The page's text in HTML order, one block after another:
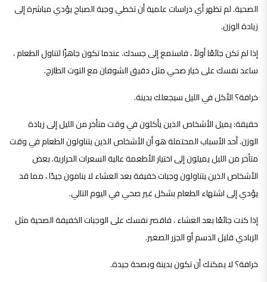
الصحية. لم تظهر أي دراسات علمية أن تخطي وجبة الصباح يؤدي مباشرة إلى
زيادة الوزن.
إذا لم تكن جائعًا أولاً ، فاستمع إلى جسدك. عندما تكون جاهزًا لتناول الطعام ،
ساعد نفسك على خيار صحي مثل دقيق الشوفان مع التوت الطازج.
خرافة؟ الأكل في الليل سيجعلك بدينة.
حقيقة: يميل الأشخاص الذين يأكلون في وقت متأخر من الليل إلى زيادة
الوزن. أحد الأسباب المحتملة هو أن الأشخاص الذين يتناولون الطعام في وقت
متأخر من الليل يميلون إلى اختيار الأطعمة عالية السعرات الحرارية. بعض
الأشخاص الذين يتناولون وجبات خفيفة بعد العشاء لا ينامون جيدًا ، مما قد
يؤدي إلى اشتهاء الطعام بشكل غير صحي في اليوم التالي.
إذا كنت جائعًا بعد العشاء ، فاقصر نفسك على الوجبات الخفيفة الصحية مثل
الزبادي قليل الدسم أو الجزر الصغير.
خرافة؟ لا يمكنك أن تكون بدينة وبصحة جيدة.